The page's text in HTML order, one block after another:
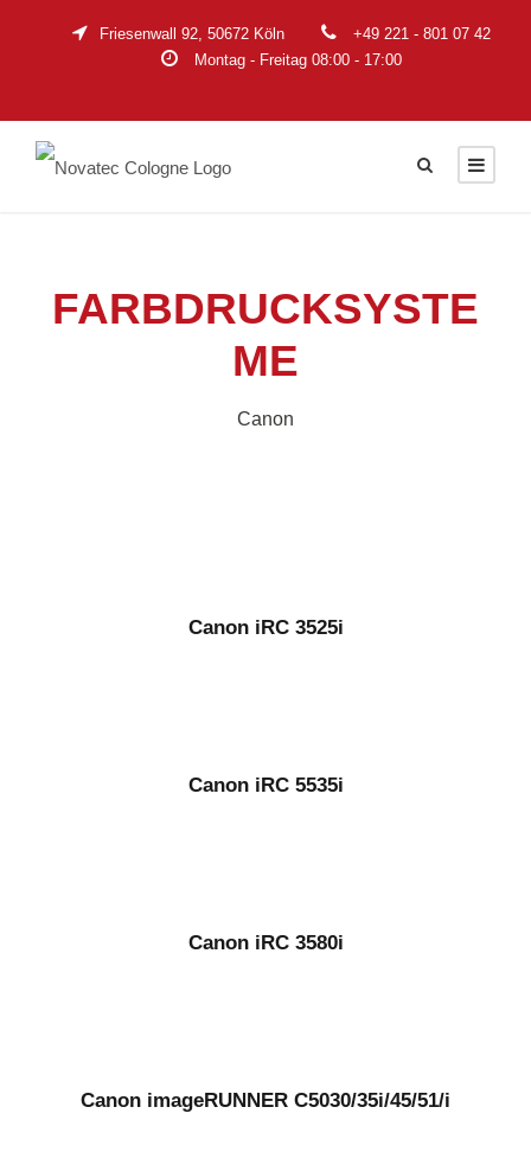
Friesenwall 92, 50672 Köln
+49 221 - 801 07 42
Montag - Freitag 08:00 - 17:00
FARBDRUCKSYSTE
ME
Canon
Canon iRC 3525i
Canon iRC 5535i
Canon iRC 3580i
Canon imageRUNNER C5030/35i/45/51/i